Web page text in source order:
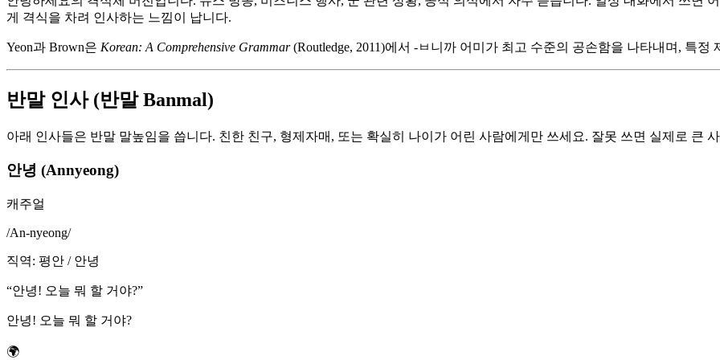
게 격식을 차려 인사하는 느낌이 납니다.
Yeon과 Brown은 Korean: A Comprehensive Grammar(Routledge, 2011)에서 -ㅂ니까 어미가 최고 수준의 공손함을 나타내며, 특
반말 인사 (반말 Banmal)
아래 인사들은 반말 말높임을 씁니다. 친한 친구, 형제자매, 또는 확실히 나이가 어린 사람에게만 쓰세요. 잘못 쓰면 실제로 큰
안녕 (Annyeong)
캐주얼
/An-nyeong/
직역: 평안 / 안녕
“안녕! 오늘 뭐 할 거야?”
안녕! 오늘 뭐 할 거야?
🌍